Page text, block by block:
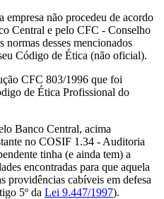
não procedeu de acordo
Central e pelo CFC - Conselho
normas desses mencionados
Código de Ética (não oficial).
CFC 803/1996 que foi
de Ética Profissional do
Banco Central, acima
no COSIF 1.34 - Auditoria
tinha (e ainda tem) a
encontradas para que aquela
providências cabíveis em defesa
5º da Lei 9.447/1997).